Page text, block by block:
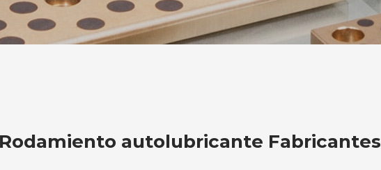
Rodamiento autolubricante Fabricantes